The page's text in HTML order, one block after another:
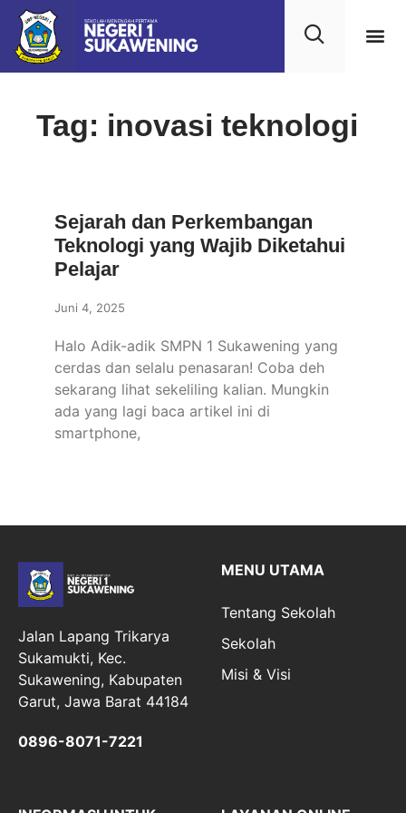
Tag: inovasi teknologi
Sejarah dan Perkembangan
Teknologi yang Wajib Diketahui
Pelajar
Juni 4, 2025
Halo Adik-adik SMPN 1 Sukawening yang
cerdas dan selalu penasaran! Coba deh
sekarang lihat sekeliling kalian. Mungkin
ada yang lagi baca artikel ini di
smartphone,
Jalan Lapang Trikarya
Sukamukti, Kec.
Sukawening, Kabupaten
Garut, Jawa Barat 44184
0896-8071-7221
MENU UTAMA
Tentang Sekolah
Sekolah
Misi & Visi